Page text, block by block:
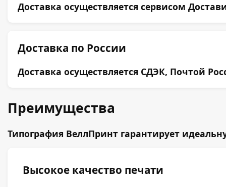
Доставка осуществляется сервисом
Доставка по России
Доставка осуществляется СДЭК, Почтой
Преимущества
Типография ВеллПринт гарантирует
Высокое качество печати